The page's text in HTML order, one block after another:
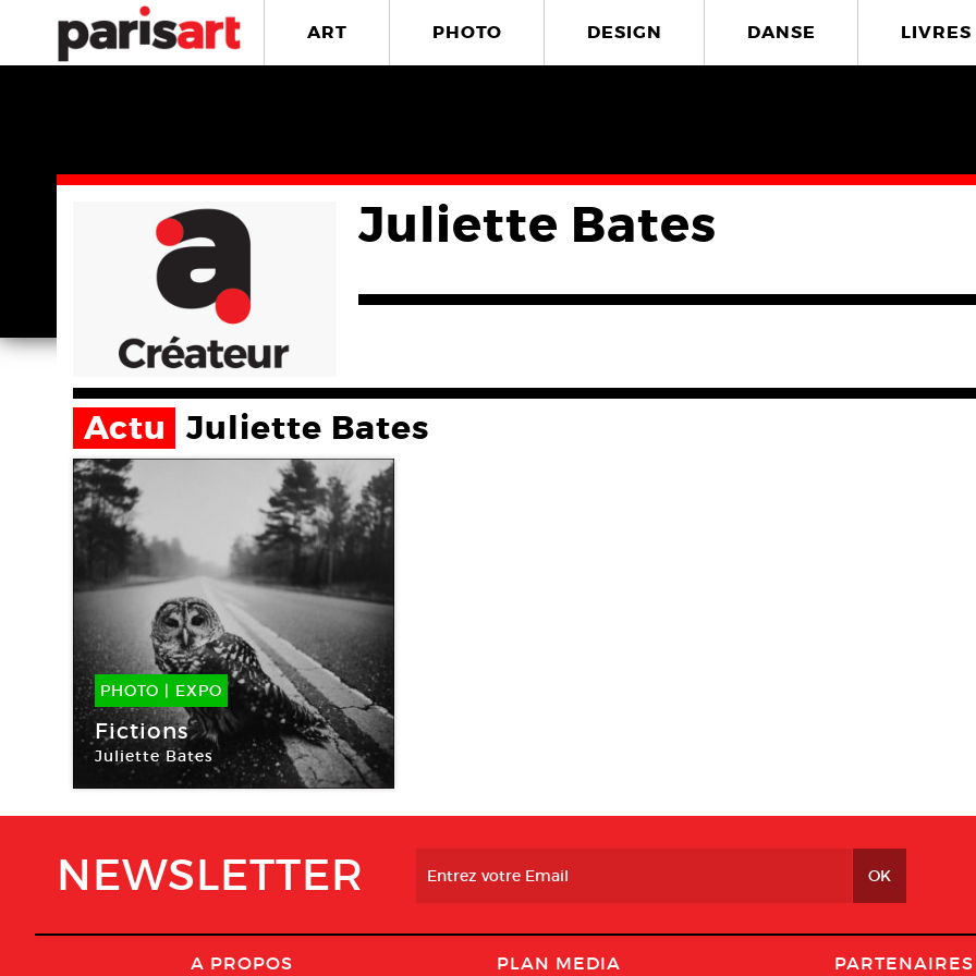
ART PHOTO DESIGN DANSE LIVRES
Juliette Bates
Actu Juliette Bates
PHOTO | EXPO
23 Avr -12 Juil 2014
Fictions
Juliette Bates
Galerie Esther Woerdehoff
NEWSLETTER
A PROPOS PLAN MEDIA PARTENAIRES